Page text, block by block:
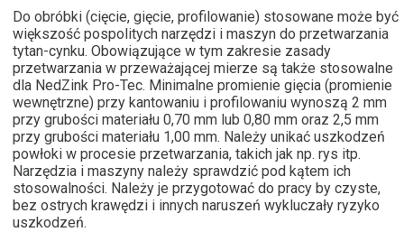
Do obróbki (cięcie, gięcie, profilowanie) stosowane może być
większość pospolitych narzędzi i maszyn do przetwarzania
tytan-cynku. Obowiązujące w tym zakresie zasady
przetwarzania w przeważającej mierze są także stosowalne
dla NedZink Pro-Tec. Minimalne promienie gięcia (promienie
wewnętrzne) przy kantowaniu i profilowaniu wynoszą 2 mm
przy grubości materiału 0,70 mm lub 0,80 mm oraz 2,5 mm
przy grubości materiału 1,00 mm. Należy unikać uszkodzeń
powłoki w procesie przetwarzania, takich jak np. rys itp.
Narzędzia i maszyny należy sprawdzić pod kątem ich
stosowalności. Należy je przygotować do pracy by czyste,
bez ostrych krawędzi i innych naruszeń wykluczały ryzyko
uszkodzeń.